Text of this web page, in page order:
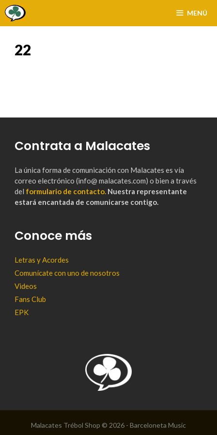
Saltar
MENÚ
22
Contrata a Malacates
La única forma de comunicación con Malacates es vía
correo electrónico (info@ malacates.com) o bien a través
del formulario de contacto. Nuestra representante
estará encantada de comunicarse contigo.
Conoce más
Letras y Acordes
Comunícate con uno de nosotros
Videos
Fans Club
EPK
Malacates Trébol Shop © 2026 - Barceloneta Music